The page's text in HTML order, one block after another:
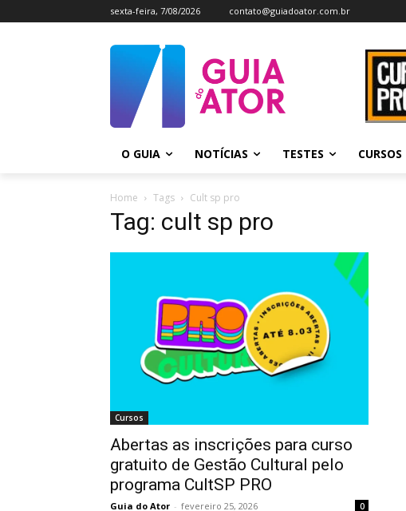
sexta-feira, 7/08/2026 contato@guiadoator.com.br
O GUIA NOTÍCIAS TESTES CURSOS
Home Tags Cult sp pro
Tag: cult sp pro
Cursos
Abertas as inscrições para curso
gratuito de Gestão Cultural pelo
programa CultSP PRO
Guia do Ator - fevereiro 25, 2026 0